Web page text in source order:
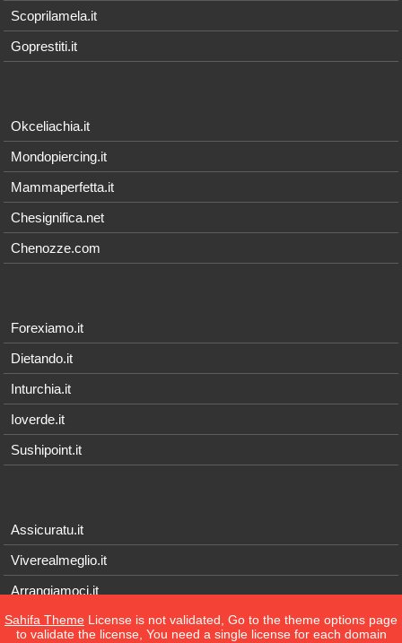
Scoprilamela.it
Goprestiti.it
Okceliachia.it
Mondopiercing.it
Mammaperfetta.it
Chesignifica.net
Chenozze.com
Forexiamo.it
Dietando.it
Inturchia.it
Ioverde.it
Sushipoint.it
Assicuratu.it
Viverealmeglio.it
Arrangiamoci.it
Tecnichef.it
Sahifa Theme License is not validated, Go to the theme options page
to validate the license, You need a single license for each domain